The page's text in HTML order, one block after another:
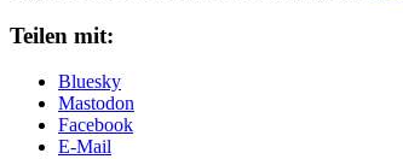
Teilen mit:
Bluesky
Mastodon
Facebook
E-Mail